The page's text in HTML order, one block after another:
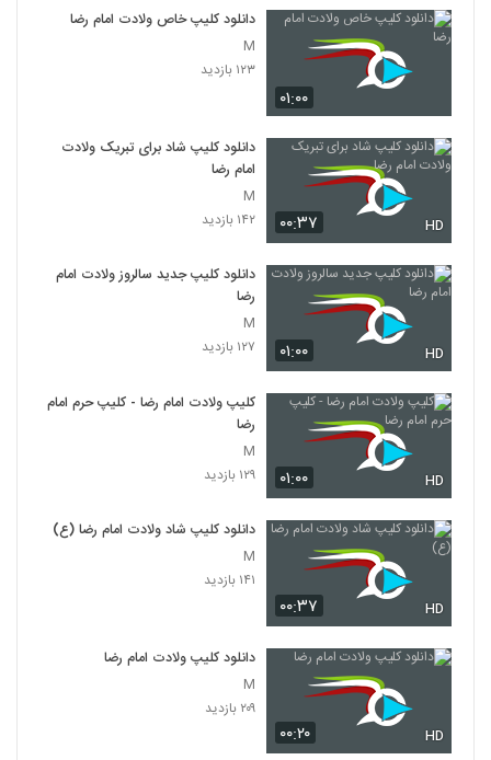
۰۱:۰۰
دانلود کلیپ خاص ولادت امام رضا
M
۱۲۳ بازدید
۰۰:۳۷ HD
دانلود کلیپ شاد برای تبریک ولادت
امام رضا
M
۱۴۲ بازدید
۰۱:۰۰ HD
دانلود کلیپ جدید سالروز ولادت امام
رضا
M
۱۲۷ بازدید
۰۱:۰۰ HD
کلیپ ولادت امام رضا - کلیپ حرم امام
رضا
M
۱۲۹ بازدید
۰۰:۳۷ HD
دانلود کلیپ شاد ولادت امام رضا (ع)
M
۱۴۱ بازدید
۰۰:۲۰ HD
دانلود کلیپ ولادت امام رضا
M
۲۰۹ بازدید